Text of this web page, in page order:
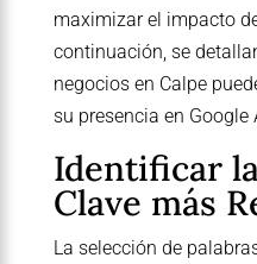
maximizar el impacto
continuación, se
negocios en Calpe
su presencia en Google
Identificar
Clave más
La selección de